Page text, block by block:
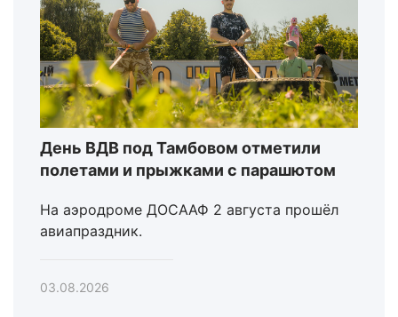
День ВДВ под Тамбовом отметили
полетами и прыжками с парашютом
На аэродроме ДОСААФ 2 августа прошёл
авиапраздник.
03.08.2026